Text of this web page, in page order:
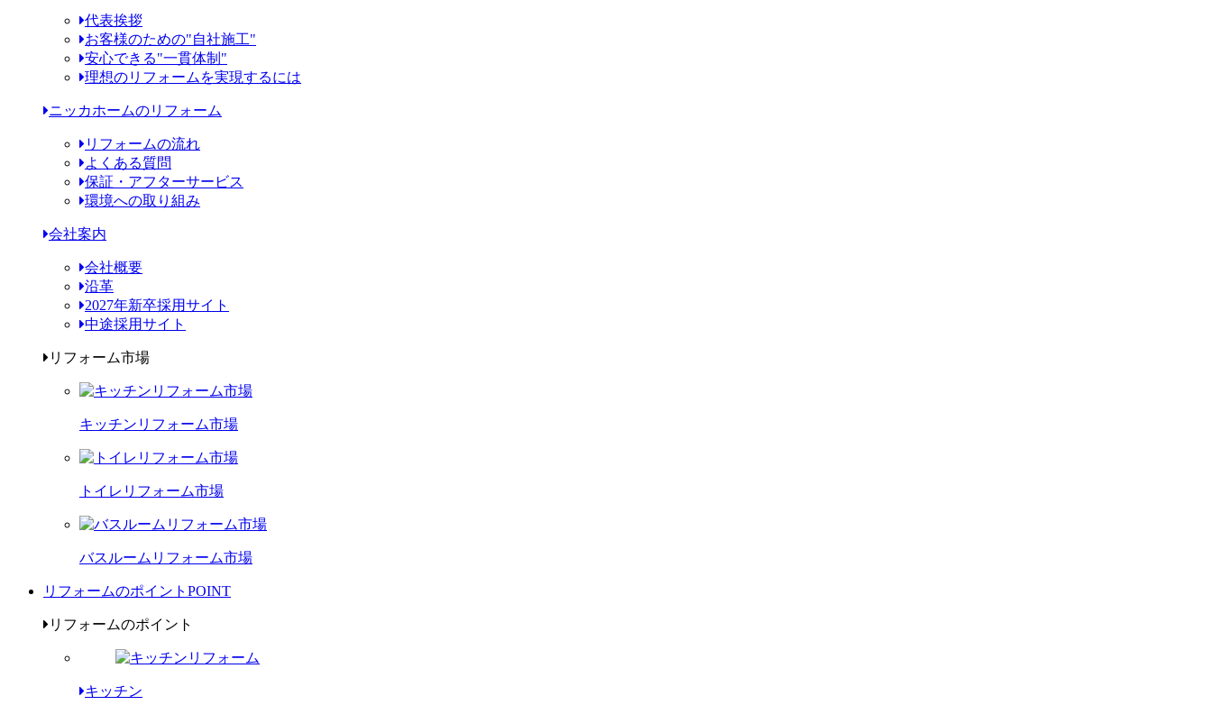
代表挨拶
お客様のための"自社施工"
安心できる"一貫体制"
理想のリフォームを実現するには
ニッカホームのリフォーム
リフォームの流れ
よくある質問
保証・アフターサービス
環境への取り組み
会社案内
会社概要
沿革
2027年新卒採用サイト
中途採用サイト
リフォーム市場
キッチンリフォーム市場
トイレリフォーム市場
バスルームリフォーム市場
リフォームのポイント POINT
リフォームのポイント
キッチン